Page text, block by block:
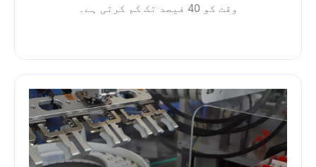
وقت کو 40 فیصد تک کم کرتی ہے۔